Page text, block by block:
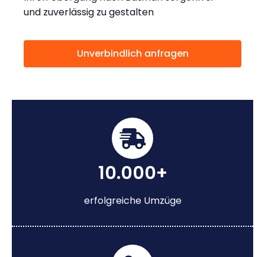
und zuverlässig zu gestalten
Unverbindlich anfragen
10.000+
erfolgreiche Umzüge